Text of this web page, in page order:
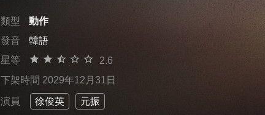
類型
動作
發音
韓語
星等
2.6
下架時間 2029年12月31日
演員 徐俊英 元振